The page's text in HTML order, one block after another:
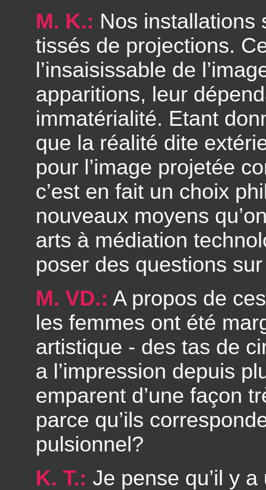
M. K.: Nos installations
tissés de projections.
l’insaisissable de
apparitions, leur
immatérialité. Etant
que la réalité dite
pour l’image projetée
c’est en fait un choix
nouveaux moyens
arts à médiation
poser des questions
M. VD.: A propos de
les femmes ont été
artistique - des tas de
a l’impression depuis
emparent d’une façon
parce qu’ils
pulsionnel?
K. T.: Je pense qu’il y